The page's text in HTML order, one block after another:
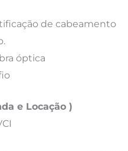
de cabeamento
óptica
e Locação )